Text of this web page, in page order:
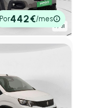
1/ 31
Automático
Por442€/mes
ACTIVE PACK